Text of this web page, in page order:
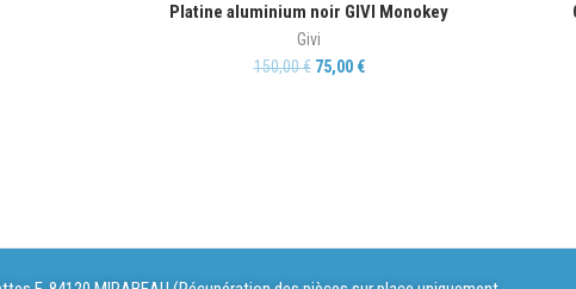
Platine aluminium noir GIVI Monokey
Givi
150,00€ 75,00 €